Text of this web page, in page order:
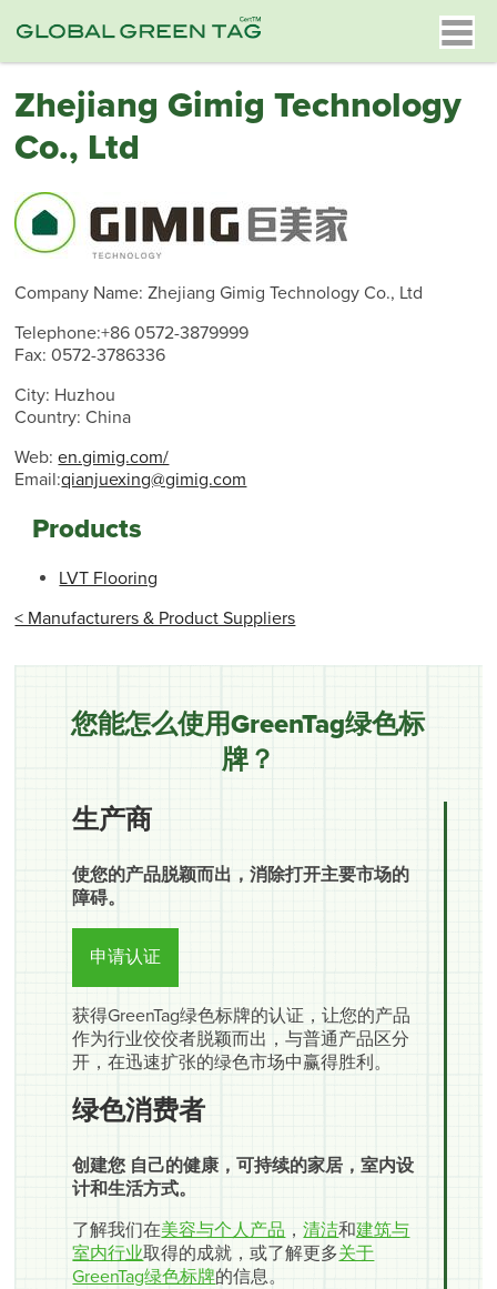
Zhejiang Gimig Technology
Co., Ltd
Company Name: Zhejiang Gimig Technology Co., Ltd
Telephone:+86 0572-3879999
Fax: 0572-3786336
City: Huzhou
Country: China
Web:en.gimig.com/
Email:qianjuexing@gimig.com
Products
LVT Flooring
< Manufacturers & Product Suppliers
您能怎么使用GreenTag绿色标
牌？
生产商
使您的产品脱颖而出，消除打开主要市场的
障碍。
申请认证
获得GreenTag绿色标牌的认证，让您的产品
作为行业佼佼者脱颖而出，与普通产品区分
开，在迅速扩张的绿色市场中赢得胜利。
绿色消费者
创建您 自己的健康，可持续的家居，室内设
计和生活方式。
了解我们在美容与个人产品 ，清洁和建筑与
室内行业取得的成就，或了解更多关于
GreenTag绿色标牌的信息。